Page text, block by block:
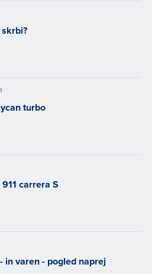
turbo
carrera S
in varen - pogled naprej